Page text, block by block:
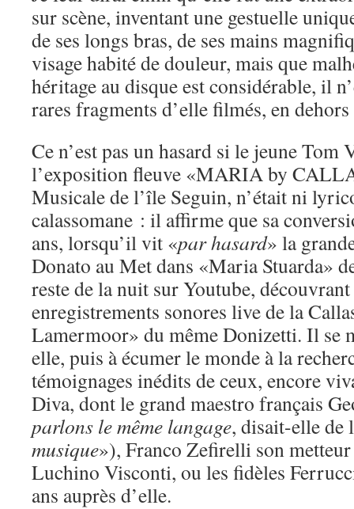
sur scène, inventant une gestuelle
de ses longs bras, de ses mains
visage habité de douleur, mais que
héritage au disque est considérable, il
rares fragments d’elle filmés, en
Ce n’est pas un hasard si le jeune Tom
l’exposition fleuve «MARIA by
Musicale de l’île Seguin, n’était ni
calassomane : il affirme que sa
ans, lorsqu’il vit «par hasard» la
Donato au Met dans «Maria Stuarda»
reste de la nuit sur Youtube,
enregistrements sonores live de la
Lamermoor» du même Donizetti. Il se
elle, puis à écumer le monde à la
témoignages inédits de ceux, encore
Diva, dont le grand maestro français
parlons le même langage, disait-elle
musique»), Franco Zefirelli son
Luchino Visconti, ou les fidèles
ans auprès d’elle.